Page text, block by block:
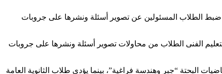
تم ضبط الطلاب المسئولين عن تصوير أسئلة ونشرها على جروبات
الفنى الطلاب من محاولات تصوير أسئلة ونشرها على جروبات
شعبة (الرياضيات) الامتحان في مادة الرياضيات البحتة “جبر وهندسة فراغية”، بينما يؤدي طلاب الثانوية العامة